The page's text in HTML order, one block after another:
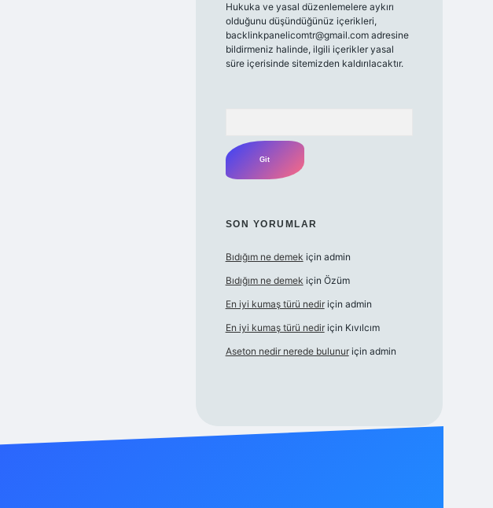
Hukuka ve yasal düzenlemelere aykırı
olduğunu düşündüğünüz içerikleri,
backlinkpanelicomtr@gmail.comadresine
bildirmeniz halinde, ilgili içerikler yasal
süre içerisinde sitemizden kaldırılacaktır.
SON YORUMLAR
Bıdığım ne demek için admin
Bıdığım ne demek için Özüm
En iyi kumaş türü nediriçin admin
En iyi kumaş türü nediriçin Kıvılcım
Aseton nedir nerede bulunuriçin admin